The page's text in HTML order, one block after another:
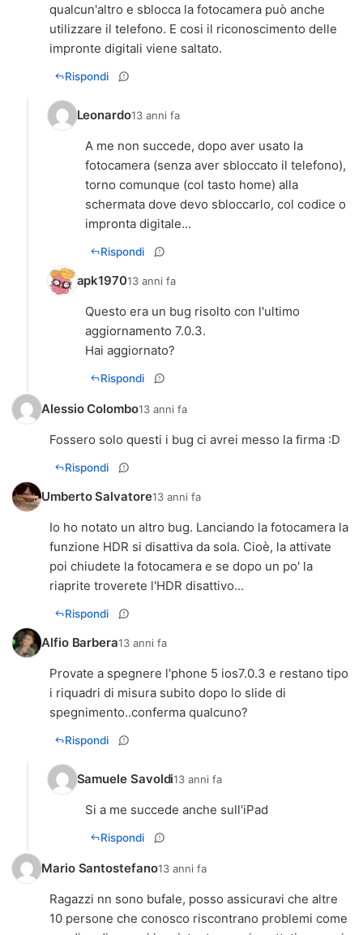
qualcun'altro e sblocca la fotocamera può anche
utilizzare il telefono. E cosi il riconoscimento delle
impronte digitali viene saltato.
Rispondi
Leonardo13 anni fa
A me non succede, dopo aver usato la
fotocamera (senza aver sbloccato il telefono),
torno comunque (col tasto home) alla
schermata dove devo sbloccarlo, col codice o
impronta digitale...
Rispondi
apk197013 anni fa
Questo era un bug risolto con l'ultimo
aggiornamento 7.0.3.
Hai aggiornato?
Rispondi
Alessio Colombo13 anni fa
Fossero solo questi i bug ci avrei messo la firma :D
Rispondi
Umberto Salvatore13 anni fa
Io ho notato un altro bug. Lanciando la fotocamera la
funzione HDR si disattiva da sola. Cioè, la attivate
poi chiudete la fotocamera e se dopo un po' la
riaprite troverete l'HDR disattivo...
Rispondi
Alfio Barbera13 anni fa
Provate a spegnere l'phone 5 ios7.0.3 e restano tipo
i riquadri di misura subito dopo lo slide di
spegnimento..conferma qualcuno?
Rispondi
Samuele Savoldi13 anni fa
Si a me succede anche sull'iPad
Rispondi
Mario Santostefano13 anni fa
Ragazzi nn sono bufale, posso assicuravi che altre
10 persone che conosco riscontrano problemi come